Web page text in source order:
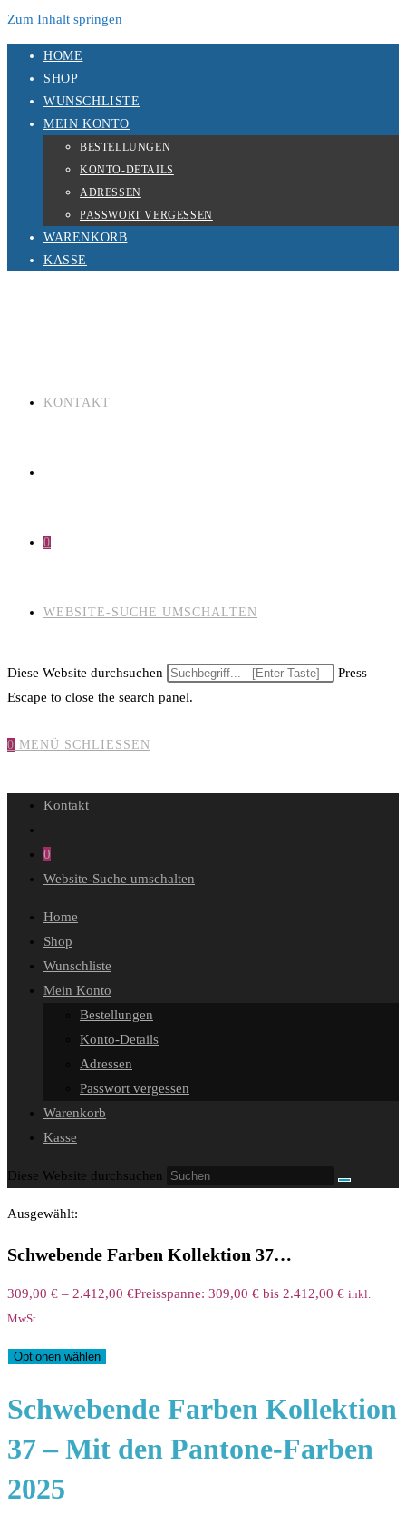
Zum Inhalt springen
HOME
SHOP
WUNSCHLISTE
MEIN KONTO
BESTELLUNGEN
KONTO-DETAILS
ADRESSEN
PASSWORT VERGESSEN
WARENKORB
KASSE
KONTAKT
0
WEBSITE-SUCHE UMSCHALTEN
Diese Website durchsuchen
Press
Escape to close the search panel.
0 MENÜ SCHLIESSEN
Kontakt
0
Website-Suche umschalten
Home
Shop
Wunschliste
Mein Konto
Bestellungen
Konto-Details
Adressen
Passwort vergessen
Warenkorb
Kasse
Diese Website durchsuchen
Ausgewählt:
Schwebende Farben Kollektion 37…
309,00 € – 2.412,00 €Preisspanne: 309,00 € bis 2.412,00 € inkl.
MwSt
Optionen wählen
Schwebende Farben Kollektion
37 – Mit den Pantone-Farben
2025